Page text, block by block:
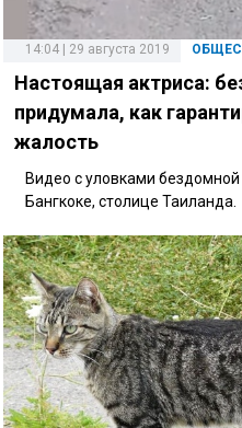
14:04 | 29 августа 2019
Настоящая актриса:
придумала, как
жалость
Видео с уловками
Бангкоке, столице Таиланда.